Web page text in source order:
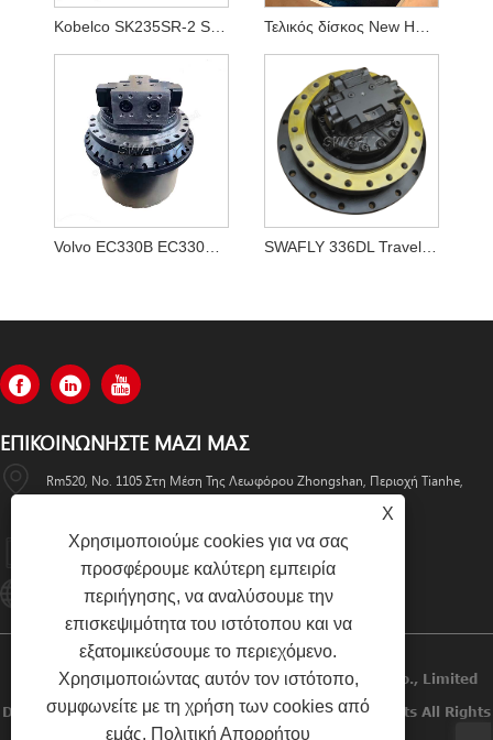
ΕΠΙΚΟΙΝΩΝΉΣΤΕ ΜΑΖΊ ΜΑΣ
Rm520, No. 1105 Στη Μέση Της Λεωφόρου Zhongshan, Περιοχή Tianhe,
+86-13501533176
Sales01@swaflyexcavator.cn
Πνευματικά Δικαιώματα © 2022 Swafly Machinery Co., Limited
Diesel Engines, Cabin Excavator, Excavator Engine Parts All Rights
X
Χρησιμοποιούμε cookies για να σας
προσφέρουμε καλύτερη εμπειρία
περιήγησης, να αναλύσουμε την
επισκεψιμότητα του ιστότοπου και να
εξατομικεύσουμε το περιεχόμενο.
Χρησιμοποιώντας αυτόν τον ιστότοπο,
συμφωνείτε με τη χρήση των cookies από
εμάς. Πολιτική Απορρήτου